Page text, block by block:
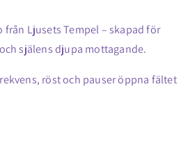
från Ljusets Tempel – skapad för
själens djupa mottagande.
röst och pauser öppna fältet